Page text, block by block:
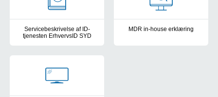
Servicebeskrivelse af ID-
tjenesten ErhvervsID SYD
MDR in-house erklæring